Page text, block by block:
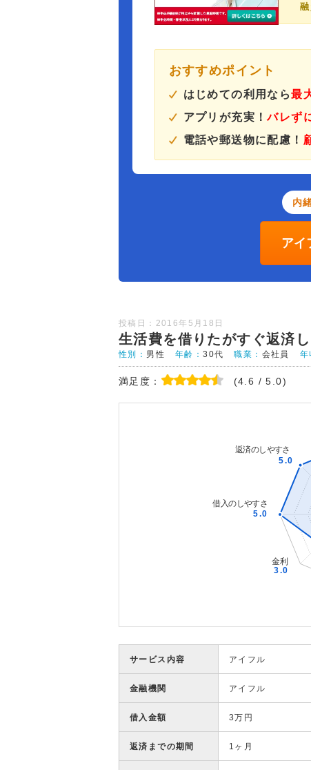
おすすめポイント
はじめての利用なら最
アプリが充実！バレず
電話や郵送物に配慮！
内
アイ
投稿日：2016年5月18日
生活費を借りたがすぐ返済
性別： 男性 年齢：30代 職業： 会社員 年
満足度： (4.6 / 5.0)
サービス内容 アイフル
金融機関 アイフル
借入金額 3万円
返済までの期間 1ヶ月